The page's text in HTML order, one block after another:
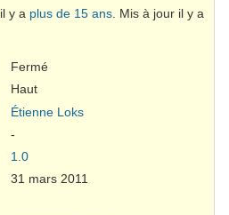
il y a plus de 15 ans. Mis à jour il y a
Fermé
Haut
Étienne Loks
-
1.0
31 mars 2011